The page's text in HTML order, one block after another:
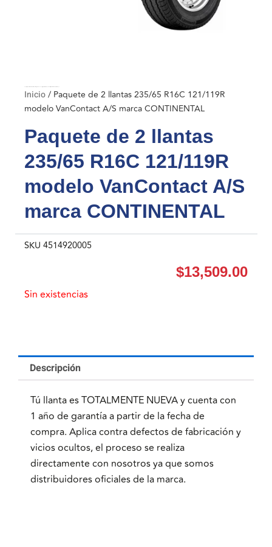
Inicio/ Paquete de 2 llantas 235/65 R16C 121/119R
modelo VanContact A/S marca CONTINENTAL
Paquete de 2 llantas
235/65 R16C 121/119R
modelo VanContact A/S
marca CONTINENTAL
SKU 4514920005
$13,509.00
Sin existencias
Descripción
Tú llanta es TOTALMENTE NUEVA y cuenta con
1 año de garantía a partir de la fecha de
compra. Aplica contra defectos de fabricación y
vicios ocultos, el proceso se realiza
directamente con nosotros ya que somos
distribuidores oficiales de la marca.